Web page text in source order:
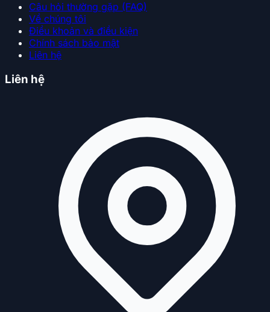
Câu hỏi thường gặp (FAQ)
Về chúng tôi
Điều khoản và điều kiện
Chính sách bảo mật
Liên hệ
Liên hệ